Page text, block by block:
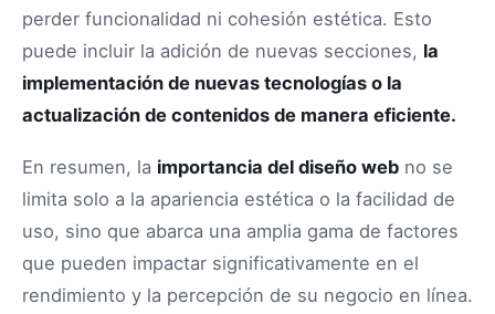
perder funcionalidad ni cohesión estética. Esto
puede incluir la adición de nuevas secciones, la
implementación de nuevas tecnologías o la
actualización de contenidos de manera eficiente.
En resumen, la importancia del diseño web no se
limita solo a la apariencia estética o la facilidad de
uso, sino que abarca una amplia gama de factores
que pueden impactar significativamente en el
rendimiento y la percepción de su negocio en línea.